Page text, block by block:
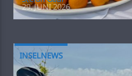
29. JUNI 2026
INSELNEWS